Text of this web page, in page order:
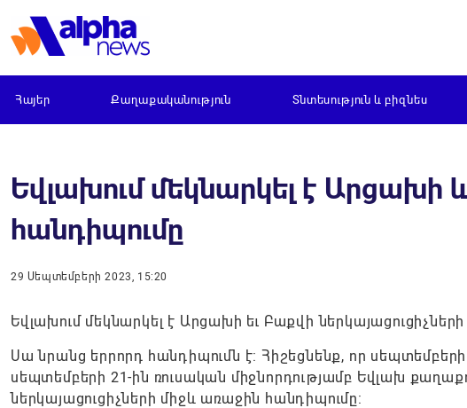
Հայեր Քաղաքականություն Տնտեսություն և բիզնես
Եվլախում մեկնարկել է Արցախի
հանդիպումը
29 Սեպտեմբերի 2023, 15:20
Եվլախում մեկնարկել է Արցախի եւ Բաքվի
Սա նրանց երրորդ հանդիպումն է: Հիշեցնենք, որ
սեպտեմբերի 21-ին ռուսական միջնորդությամբ Եվլախ
ներկայացուցիչների միջև առաջին հանդիպումը: